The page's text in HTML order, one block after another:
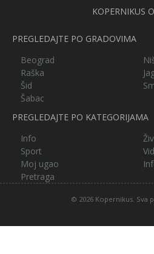
KOPERNIKUS
PREGLEDAJTE PO GRADOVIMA
Beograd
Raška
Šid
Šabac
PREGLEDAJTE PO KATEGORIJAMA
Info
Sport
Moj ugao
Pretraga
© 2026 Kopernikus. Sva